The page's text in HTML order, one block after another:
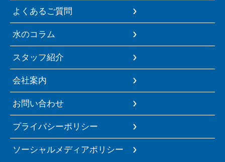
よくあるご質問
水のコラム
スタッフ紹介
会社案内
お問い合わせ
プライバシーポリシー
ソーシャルメディアポリシー